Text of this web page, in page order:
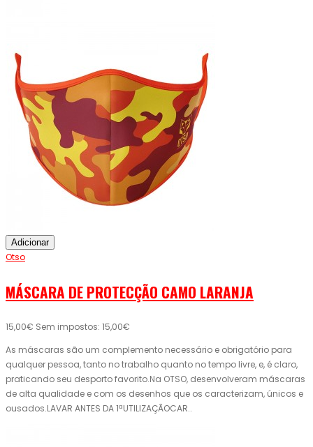
Adicionar
Otso
MÁSCARA DE PROTECÇÃO CAMO LARANJA
15,00€ Sem impostos: 15,00€
As máscaras são um complemento necessário e obrigatório para
qualquer pessoa, tanto no trabalho quanto no tempo livre, e, é claro,
praticando seu desporto favorito.Na OTSO, desenvolveram máscaras
de alta qualidade e com os desenhos que os caracterizam, únicos e
ousados.LAVAR ANTES DA 1ªUTILIZAÇÃOCAR..